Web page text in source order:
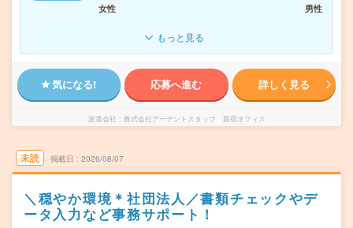
女性
男性
もっと見る
気になる! 応募へ進む 詳しく見る
派遣会社 株式会社アーデントスタッフ 新宿オフィス
未読 掲載日 2026/08/07
＼穏やか環境＊社団法人／書類チェックやデ
ータ入力など事務サポート！